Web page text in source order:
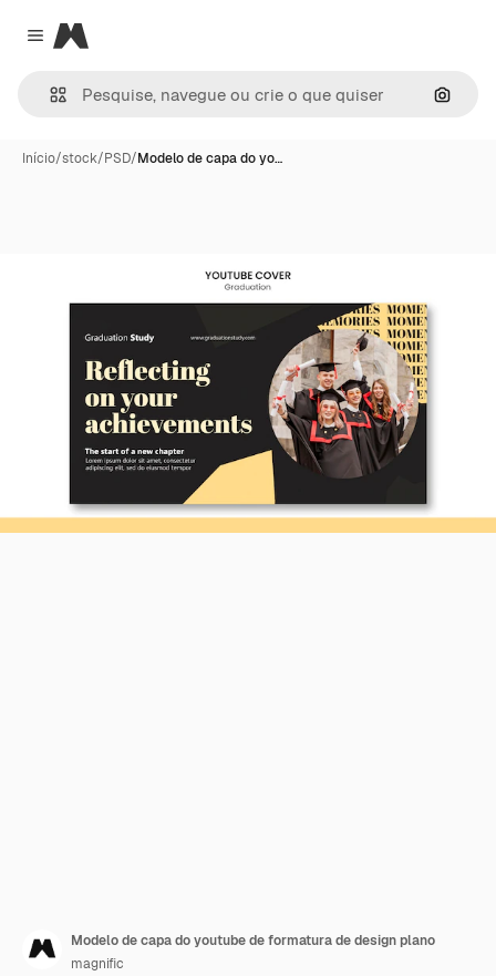
Close menu
Magnific
Início/stock/PSD/Modelo de capa do yo…
Modelo de capa do youtube de formatura de design plano
magnific